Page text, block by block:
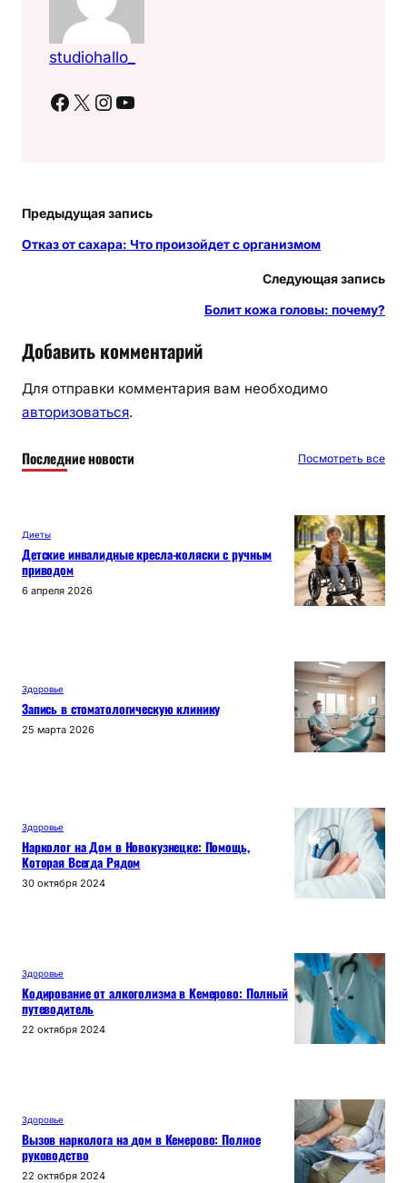
studiohallo_
Facebook X Instagram YouTube
Предыдущая запись
Отказ от сахара: Что произойдет с организмом
Следующая запись
Болит кожа головы: почему?
Добавить комментарий
Для отправки комментария вам необходимо
авторизоваться.
Последние новости Посмотреть все
Диеты
Детские инвалидные кресла-коляски с ручным
приводом
6 апреля 2026
Здоровье
Запись в стоматологическую клинику
25 марта 2026
Здоровье
Нарколог на Дом в Новокузнецке: Помощь,
Которая Всегда Рядом
30 октября 2024
Здоровье
Кодирование от алкоголизма в Кемерово: Полный
путеводитель
22 октября 2024
Здоровье
Вызов нарколога на дом в Кемерово: Полное
руководство
22 октября 2024